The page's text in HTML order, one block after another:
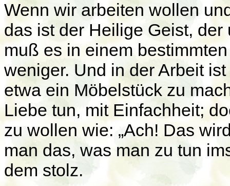
Wenn wir arbeiten wollen
das ist der Heilige Geist,
muß es in einem
weniger. Und in der Arbeit
etwa ein Möbelstück zu
Liebe tun, mit Einfachheit;
zu wollen wie: „Ach! Das
man das, was man zu tun
dem stolz.